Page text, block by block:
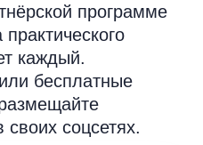
программе
каждый.
бесплатные
своих соцсетях.